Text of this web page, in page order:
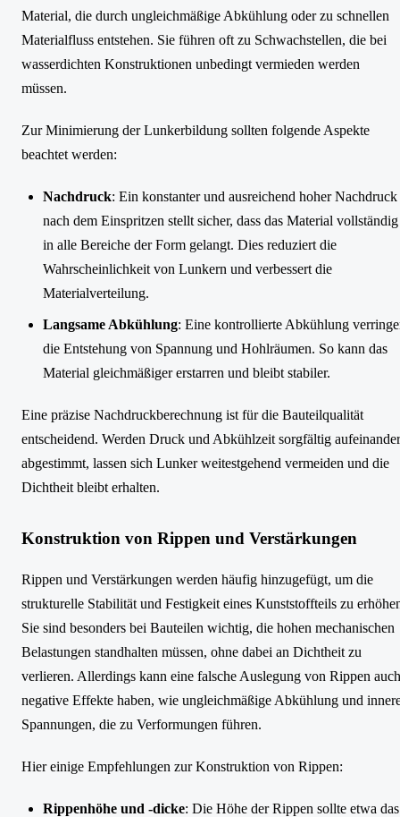
Material, die durch ungleichmäßige Abkühlung oder zu schnellen
Materialfluss entstehen. Sie führen oft zu Schwachstellen, die bei
wasserdichten Konstruktionen unbedingt vermieden werden
müssen.
Zur Minimierung der Lunkerbildung sollten folgende Aspekte
beachtet werden:
Nachdruck: Ein konstanter und ausreichend hoher Nachdruck
nach dem Einspritzen stellt sicher, dass das Material vollständig
in alle Bereiche der Form gelangt. Dies reduziert die
Wahrscheinlichkeit von Lunkern und verbessert die
Materialverteilung.
Langsame Abkühlung: Eine kontrollierte Abkühlung
die Entstehung von Spannung und Hohlräumen. So kann das
Material gleichmäßiger erstarren und bleibt stabiler.
Eine präzise Nachdruckberechnung ist für die Bauteilqualität
entscheidend. Werden Druck und Abkühlzeit sorgfältig aufeinander
abgestimmt, lassen sich Lunker weitestgehend vermeiden und die
Dichtheit bleibt erhalten.
Konstruktion von Rippen und Verstärkungen
Rippen und Verstärkungen werden häufig hinzugefügt, um die
strukturelle Stabilität und Festigkeit eines Kunststoffteils zu
Sie sind besonders bei Bauteilen wichtig, die hohen mechanischen
Belastungen standhalten müssen, ohne dabei an Dichtheit zu
verlieren. Allerdings kann eine falsche Auslegung von Rippen auch
negative Effekte haben, wie ungleichmäßige Abkühlung und
Spannungen, die zu Verformungen führen.
Hier einige Empfehlungen zur Konstruktion von Rippen:
Rippenhöhe und -dicke: Die Höhe der Rippen sollte etwa das